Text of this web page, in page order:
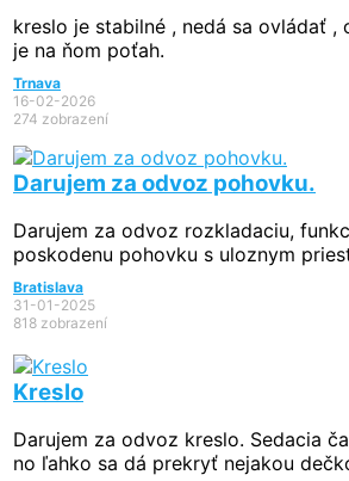
kreslo je stabilné , nedá sa ovládať ,
je na ňom poťah.
Trnava
16-02-2026
274 zobrazení
Darujem za odvoz pohovku.
Darujem za odvoz rozkladaciu,
poskodenu pohovku s uloznym
Bratislava
31-01-2025
818 zobrazení
Kreslo
Darujem za odvoz kreslo. Sedacia
no ľahko sa dá prekryť nejakou